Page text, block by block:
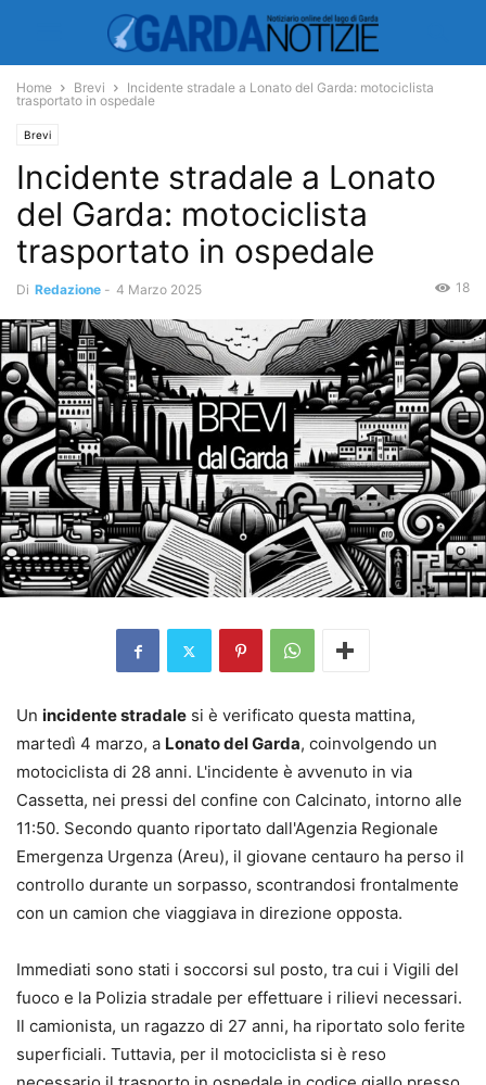
Home Brevi
Incidente stradale a Lonato del Garda: motociclista
trasportato in ospedale
Brevi
Incidente stradale a Lonato
del Garda: motociclista
trasportato in ospedale
Di Redazione - 4 Marzo 2025 18
Un incidente stradale si è verificato questa mattina,
martedì 4 marzo, a Lonato del Garda, coinvolgendo un
motociclista di 28 anni. L'incidente è avvenuto in via
Cassetta, nei pressi del confine con Calcinato, intorno alle
11:50. Secondo quanto riportato dall'Agenzia Regionale
Emergenza Urgenza (Areu), il giovane centauro ha perso il
controllo durante un sorpasso, scontrandosi frontalmente
con un camion che viaggiava in direzione opposta.
Immediati sono stati i soccorsi sul posto, tra cui i Vigili del
fuoco e la Polizia stradale per effettuare i rilievi necessari.
Il camionista, un ragazzo di 27 anni, ha riportato solo ferite
superficiali. Tuttavia, per il motociclista si è reso